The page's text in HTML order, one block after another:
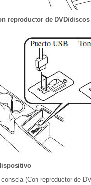
reproductor de DVD/
(Con reproductor de